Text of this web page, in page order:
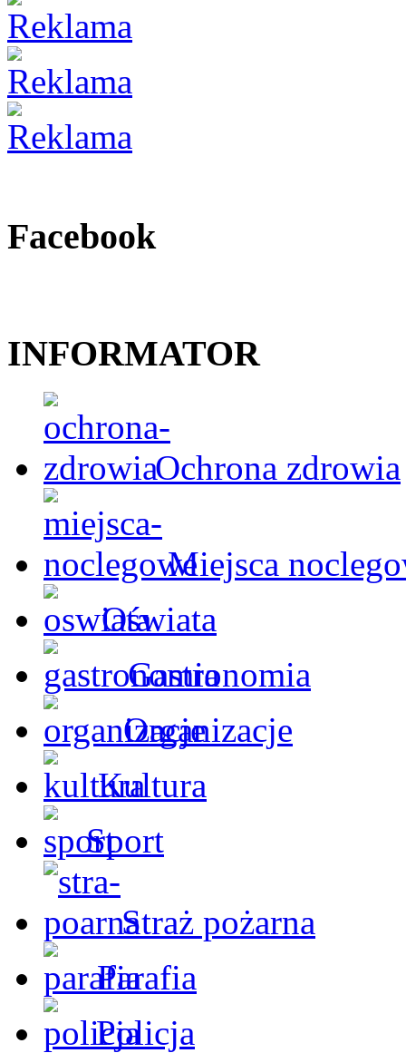
Facebook
INFORMATOR
Ochrona zdrowia
Miejsca
Oświata
Gastronomia
Organizacje
Kultura
Sport
Straż pożarna
Parafia
Policja